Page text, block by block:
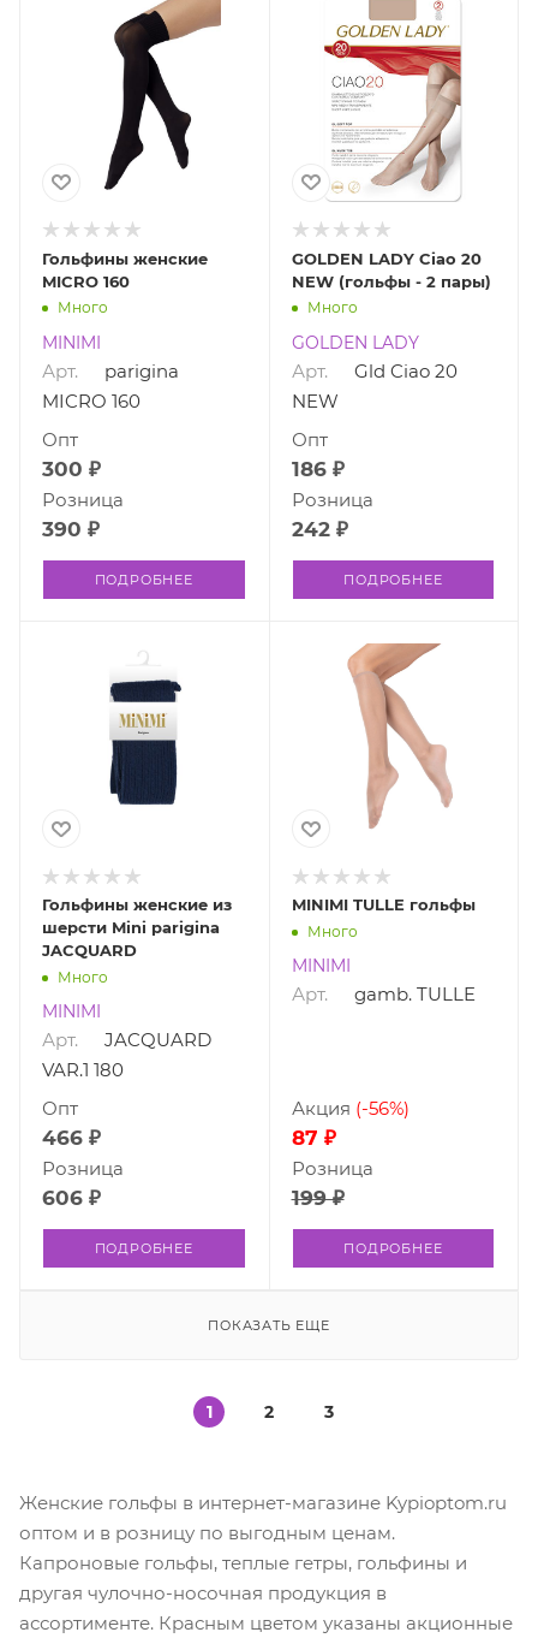
Гольфины женские
MICRO 160
Много
MINIMI
Арт.
parigina
MICRO 160
300 ₽
Опт
390 ₽
Розница
ПОДРОБНЕЕ
GOLDEN LADY Ciao 20
NEW (гольфы - 2 пары)
Много
GOLDEN LADY
Арт.
Gld Ciao 20
NEW
186 ₽
Опт
242 ₽
Розница
ПОДРОБНЕЕ
Гольфины женские из
шерсти Mini parigina
JACQUARD
Много
MINIMI
Арт.
JACQUARD
VAR.1 180
466 ₽
Опт
606 ₽
Розница
ПОДРОБНЕЕ
MINIMI TULLE гольфы
Много
MINIMI
Арт. gamb. TULLE
87 ₽
Акция (-56%)
199 ₽
Розница
ПОДРОБНЕЕ
ПОКАЗАТЬ ЕЩЕ
1 2 3
Женские гольфы в интернет-магазине Kypioptom.ru
оптом и в розницу по выгодным ценам.
Капроновые гольфы, теплые гетры, гольфины и
другая чулочно-носочная продукция в
ассортименте. Красным цветом указаны акционные